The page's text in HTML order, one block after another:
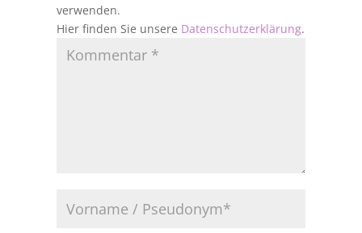
verwenden.
Hier finden Sie unsere Datenschutzerklärung.